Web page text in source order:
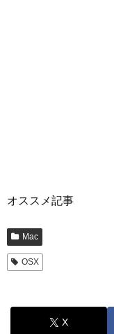
オススメ記事
Mac
OSX
X